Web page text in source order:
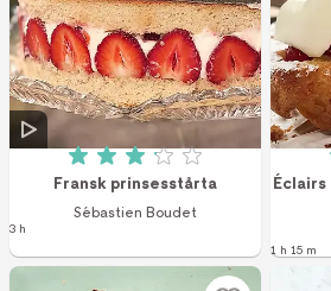
Betyg: 3.1 av 5 (27
Fransk prinsesstårta
Sébastien Boudet
3 h
1 h 15 m